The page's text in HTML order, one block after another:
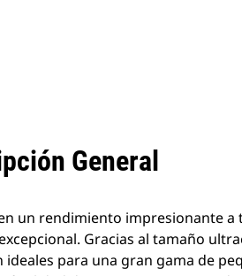
General
un rendimiento impresionante a
Gracias al tamaño
para una gran gama de